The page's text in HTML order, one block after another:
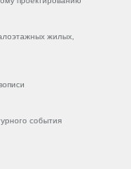
жилых,
события